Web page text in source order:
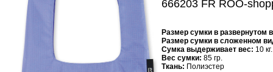
666203 FR ROO-
Размер сумки в развернутом
Размер сумки в сложенном
Cумка выдерживает вес: 10 кг.
Вес сумки: 85 гр.
Ткань: Полиэстер